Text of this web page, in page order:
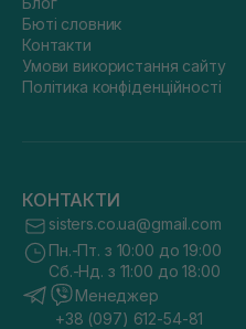
Бюті словник
Контакти
Умови використання сайту
Політика конфіденційності
КОНТАКТИ
sisters.co.ua@gmail.com
Пн.-Пт. з 10:00 до 19:00
Сб.-Нд. з 11:00 до 18:00
Менеджер
+38 (097) 612-54-81